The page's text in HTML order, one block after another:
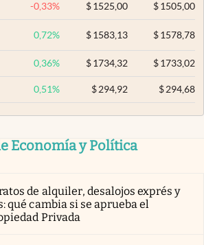
-0,33% $ 1525,00 $1505,00
0,72% $ 1583,13 $1578,78
0,36% $ 1734,32 $1733,02
0,51% $294,92 $294,68
Economía y Política
de alquiler, desalojos exprés y
qué cambia si se aprueba el
Privada